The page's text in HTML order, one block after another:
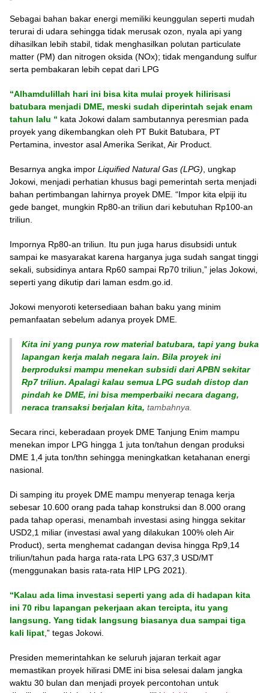
Sebagai bahan bakar energi memiliki keunggulan seperti mudah
terurai di udara sehingga tidak merusak ozon, nyala api yang
dihasilkan lebih stabil, tidak menghasilkan polutan particulate
matter (PM) dan nitrogen oksida (NOx); tidak mengandung sulfur
serta pembakaran lebih cepat dari LPG
“Alhamdulillah hari ini bisa kita mulai proyek hilirisasi
batubara menjadi DME, meski sudah diperintah sejak enam
tahun lalu “ kata Jokowi dalam sambutannya peresmian pada
proyek yang dikembangkan oleh PT Bukit Batubara, PT
Pertamina, investor asal Amerika Serikat, Air Product.
Besarnya angka impor Liquified Natural Gas (LPG) , ungkap
Jokowi, menjadi perhatian khusus bagi pemerintah serta menjadi
bahan pertimbangan lahirnya proyek DME. “Impor kita elpiji itu
gede banget, mungkin Rp80-an triliun dari kebutuhan Rp100-an
triliun.
Impornya Rp80-an triliun. Itu pun juga harus disubsidi untuk
sampai ke masyarakat karena harganya juga sudah sangat tinggi
sekali, subsidinya antara Rp60 sampai Rp70 triliun,” jelas Jokowi,
seperti yang dikutip dari laman esdm.go.id.
Jokowi menyoroti ketersediaan bahan baku yang minim
pemanfaatan sebelum adanya proyek DME.
Kita ini yang punya row material batubara, tapi yang buka
lapangan kerja malah negara lain. Bila proyek ini
berproduksi mampu menekan subsidi dari APBN sekitar
Rp7 triliun. Apalagi kalau semua LPG sudah distop dan
pindah ke DME, ini bisa memperbaiki necara dagang,
neraca transaksi berjalan kita, tambahnya.
Secara rinci, keberadaan proyek DME Tanjung Enim mampu
menekan impor LPG hingga 1 juta ton/tahun dengan produksi
DME 1,4 juta ton/thn sehingga meningkatkan ketahanan energi
nasional.
Di samping itu proyek DME mampu menyerap tenaga kerja
sebesar 10.600 orang pada tahap konstruksi dan 8.000 orang
pada tahap operasi, menambah investasi asing hingga sekitar
USD2,1 miliar (investasi awal yang dilakukan 100% oleh Air
Product), serta menghemat cadangan devisa hingga Rp9,14
triliun/tahun pada harga rata-rata LPG 637,3 USD/MT
(menggunakan basis rata-rata HIP LPG 2021).
“Kalau ada lima investasi seperti yang ada di hadapan kita
ini 70 ribu lapangan pekerjaan akan tercipta, itu yang
langsung. Yang tidak langsung biasanya dua sampai tiga
kali lipat ,” tegas Jokowi.
Presiden memerintahkan ke seluruh jajaran terkait agar
memastikan proyek hilirasi DME ini bisa selesai dalam jangka
waktu 30 bulan dan menjadi proyek percontohan untuk